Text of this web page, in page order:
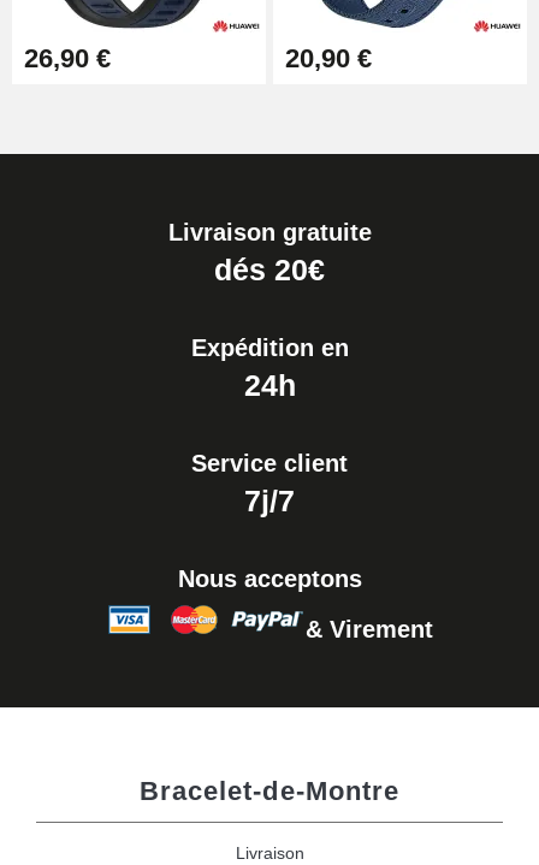
26,90 € 20,90 €
Livraison gratuite
dés 20€
Expédition en
24h
Service client
7j/7
Nous acceptons
& Virement
Bracelet-de-Montre
Livraison